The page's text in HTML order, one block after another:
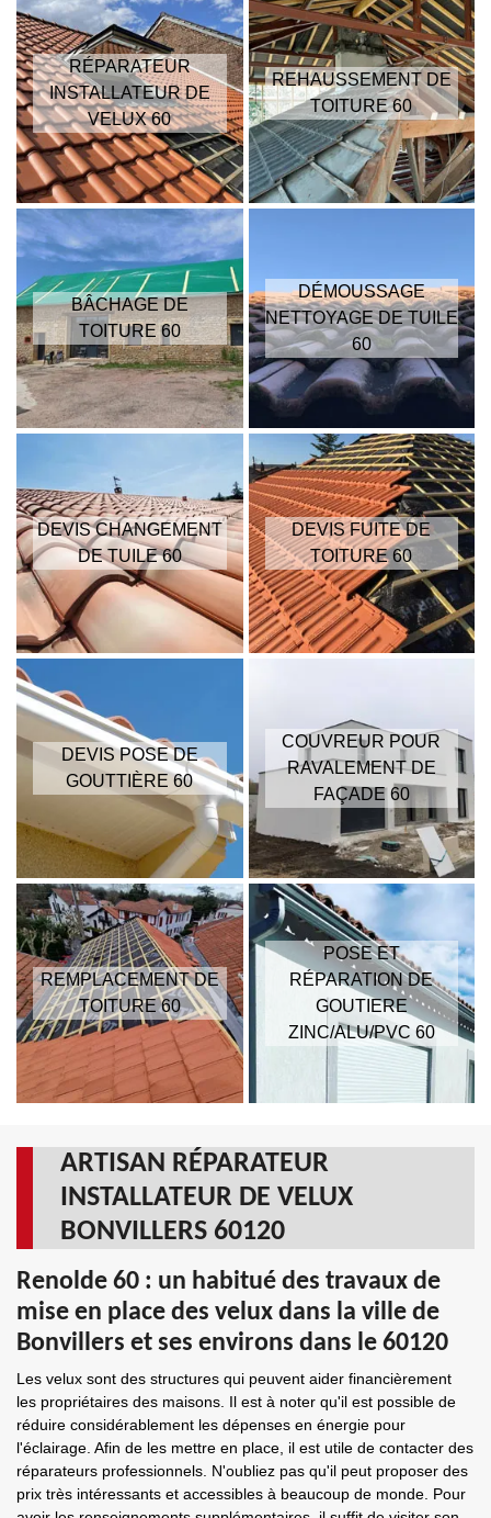
RÉPARATEUR
INSTALLATEUR DE
VELUX 60
REHAUSSEMENT DE
TOITURE 60
BÂCHAGE DE
TOITURE 60
DÉMOUSSAGE
NETTOYAGE DE TUILE
60
DEVIS CHANGEMENT
DE TUILE 60
DEVIS FUITE DE
TOITURE 60
DEVIS POSE DE
GOUTTIÈRE 60
COUVREUR POUR
RAVALEMENT DE
FAÇADE 60
REMPLACEMENT DE
TOITURE 60
POSE ET
RÉPARATION DE
GOUTIERE
ZINC/ALU/PVC 60
ARTISAN RÉPARATEUR
INSTALLATEUR DE VELUX
BONVILLERS 60120
Renolde 60 : un habitué des travaux de
mise en place des velux dans la ville de
Bonvillers et ses environs dans le 60120
Les velux sont des structures qui peuvent aider financièrement
les propriétaires des maisons. Il est à noter qu'il est possible de
réduire considérablement les dépenses en énergie pour
l'éclairage. Afin de les mettre en place, il est utile de contacter des
réparateurs professionnels. N'oubliez pas qu'il peut proposer des
prix très intéressants et accessibles à beaucoup de monde. Pour